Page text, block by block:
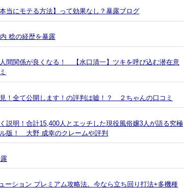
にモテる方法】って効果なし？暴露ブログ
稔の経歴を暴露
間関係が良くなる！ 【水口清一】ツキを呼び込む潜在意
！全て公開します！の評判は嘘！？ ２ちゃんの口コミ
説明！合計15,400人とエッチした現役風俗嬢3人が語る究極
版！ 大野 成幸のクレームや評判
ーション プレミアム攻略法。今なら立ち回り打法+多機種